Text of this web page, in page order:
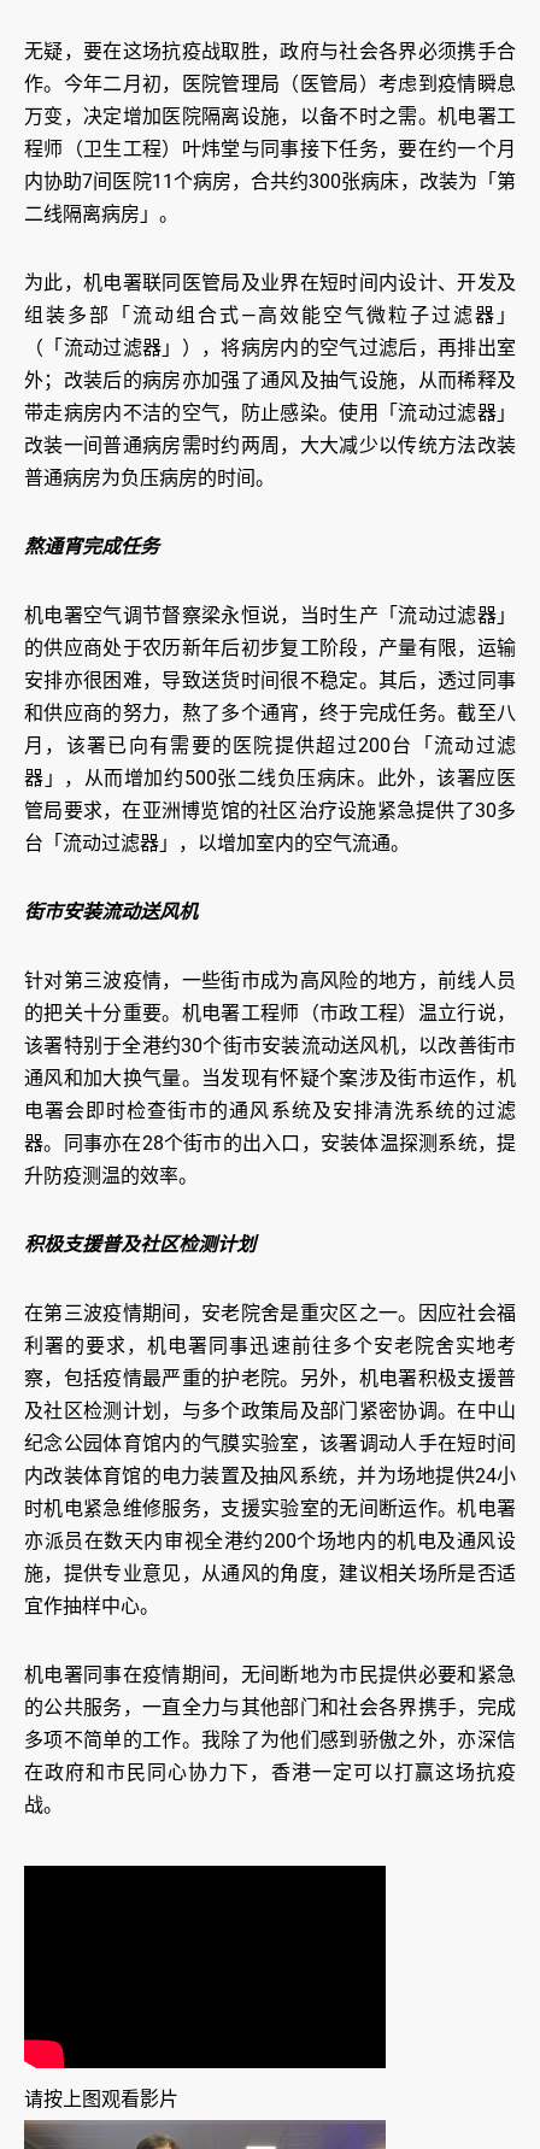
无疑，要在这场抗疫战取胜，政府与社会各界必须携手合
作。今年二月初，医院管理局（医管局）考虑到疫情瞬息
万变，决定增加医院隔离设施，以备不时之需。机电署工
程师（卫生工程）叶炜堂与同事接下任务，要在约一个月
内协助7间医院11个病房，合共约300张病床，改装为「第
二线隔离病房」。
为此，机电署联同医管局及业界在短时间内设计、开发及
组装多部「流动组合式—高效能空气微粒子过滤器」
（「流动过滤器」），将病房内的空气过滤后，再排出室
外；改装后的病房亦加强了通风及抽气设施，从而稀释及
带走病房内不洁的空气，防止感染。使用「流动过滤器」
改装一间普通病房需时约两周，大大减少以传统方法改装
普通病房为负压病房的时间。
熬通宵完成任务
机电署空气调节督察梁永恒说，当时生产「流动过滤器」
的供应商处于农历新年后初步复工阶段，产量有限，运输
安排亦很困难，导致送货时间很不稳定。其后，透过同事
和供应商的努力，熬了多个通宵，终于完成任务。截至八
月，该署已向有需要的医院提供超过200台「流动过滤
器」，从而增加约500张二线负压病床。此外，该署应医
管局要求，在亚洲博览馆的社区治疗设施紧急提供了30多
台「流动过滤器」，以增加室内的空气流通。
街市安装流动送风机
针对第三波疫情，一些街市成为高风险的地方，前线人员
的把关十分重要。机电署工程师（市政工程）温立行说，
该署特别于全港约30个街市安装流动送风机，以改善街市
通风和加大换气量。当发现有怀疑个案涉及街市运作，机
电署会即时检查街市的通风系统及安排清洗系统的过滤
器。同事亦在28个街市的出入口，安装体温探测系统，提
升防疫测温的效率。
积极支援普及社区检测计划
在第三波疫情期间，安老院舍是重灾区之一。因应社会福
利署的要求，机电署同事迅速前往多个安老院舍实地考
察，包括疫情最严重的护老院。另外，机电署积极支援普
及社区检测计划，与多个政策局及部门紧密协调。在中山
纪念公园体育馆内的气膜实验室，该署调动人手在短时间
内改装体育馆的电力装置及抽风系统，并为场地提供24小
时机电紧急维修服务，支援实验室的无间断运作。机电署
亦派员在数天内审视全港约200个场地内的机电及通风设
施，提供专业意见，从通风的角度，建议相关场所是否适
宜作抽样中心。
机电署同事在疫情期间，无间断地为市民提供必要和紧急
的公共服务，一直全力与其他部门和社会各界携手，完成
多项不简单的工作。我除了为他们感到骄傲之外，亦深信
在政府和市民同心协力下，香港一定可以打赢这场抗疫
战。
请按上图观看影片